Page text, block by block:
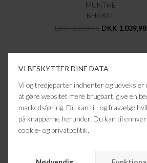
MUNTHE
BHARAT
DKK 2.599,95 DKK 1.039,98